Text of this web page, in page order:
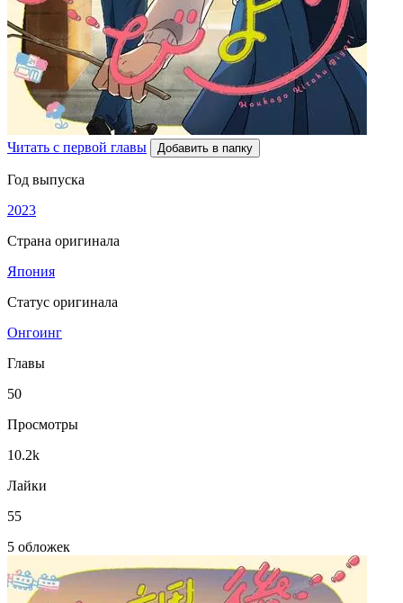
Читать с первой главы Добавить в папку
Год выпуска
2023
Страна оригинала
Япония
Статус оригинала
Онгоинг
Главы
50
Просмотры
10.2k
Лайки
55
5 обложек